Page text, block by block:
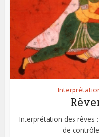
Interprétation des rêves
de